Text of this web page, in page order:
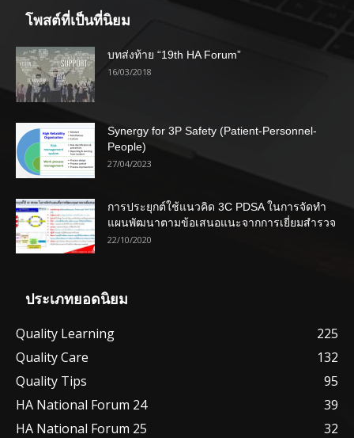
โพสต์ที่เป็นที่นิยม
บทส่งท้าย “19th HA Forum”
16/03/2018
Synergy for 3P Safety (Patient-Personnel-
People)
27/04/2023
การประยุกต์ใช้แนวคิด 3C PDSA ในการจัดทำ
แผนพัฒนาตามข้อเสนอแนะจากการเยี่ยมสำรวจ
22/10/2020
ประเภทยอดนิยม
Quality Learning
225
Quality Care
132
Quality Tips
95
HA National Forum 24
39
HA National Forum 25
32